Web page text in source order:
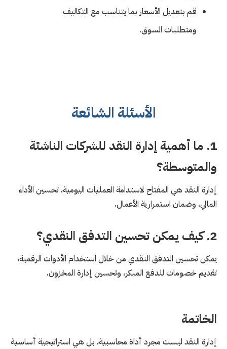
قم بتعديل الأسعار بما يتناسب مع التكاليف
ومتطلبات السوق.
الأسئلة الشائعة
1. ما أهمية إدارة النقد للشركات الناشئة
والمتوسطة؟
إدارة النقد هي المفتاح لاستدامة العمليات اليومية، تحسين الأداء
المالي، وضمان استمرارية الأعمال.
2. كيف يمكن تحسين التدفق النقدي؟
يمكن تحسين التدفق النقدي من خلال استخدام الأدوات الرقمية،
تقديم خصومات للدفع المبكر، وتحسين إدارة المخزون.
الخاتمة
إدارة النقد ليست مجرد أداة محاسبية، بل هي استراتيجية أساسية